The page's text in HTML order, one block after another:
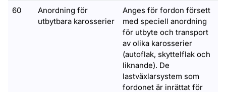
60
Anordning för
utbytbara karosserier
Anges för fordon försett
med speciell anordning
för utbyte och transport
av olika karosserier
(autoflak, skyttelflak och
liknande). De
lastväxlarsystem som
fordonet är inrättat för